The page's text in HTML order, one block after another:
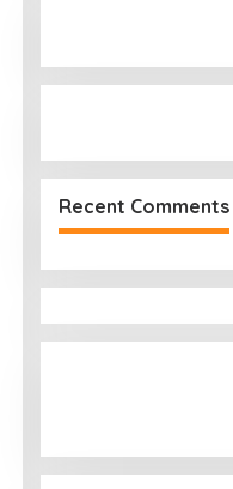
Recent Comments